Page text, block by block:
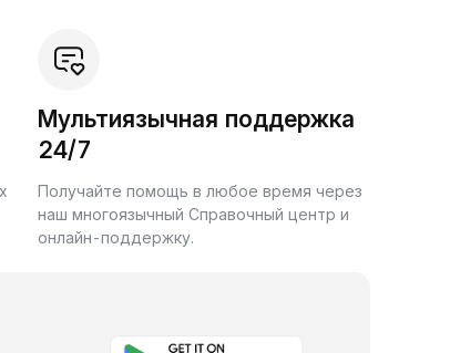
Мультиязычная поддержка
24/7
Получайте помощь в любое время через
наш многоязычный Справочный центр и
онлайн-поддержку.